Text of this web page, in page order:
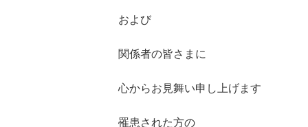
および
関係者の皆さ まに
心からお見舞い申し上げます
罹患された方の